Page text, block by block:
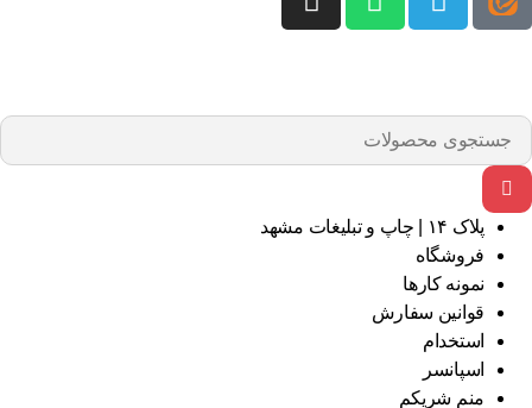
پلاک ۱۴ | چاپ و تبلیغات مشهد
فروشگاه
نمونه کارها
قوانین سفارش
استخدام
اسپانسر
منم شریکم